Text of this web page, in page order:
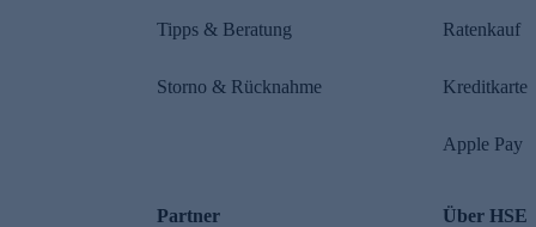
Tipps & Beratung
Storno & Rücknahme
Ratenkauf
Kreditkarte
Apple Pay
Partner Über HSE